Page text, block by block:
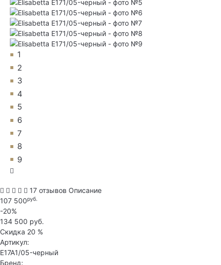
1
2
3
4
5
6
7
8
9
17 отзывов Описание
107 500руб.
-20%
134 500 руб.
Скидка 20 %
Артикул:
E17A1/05-черный
Бренд: